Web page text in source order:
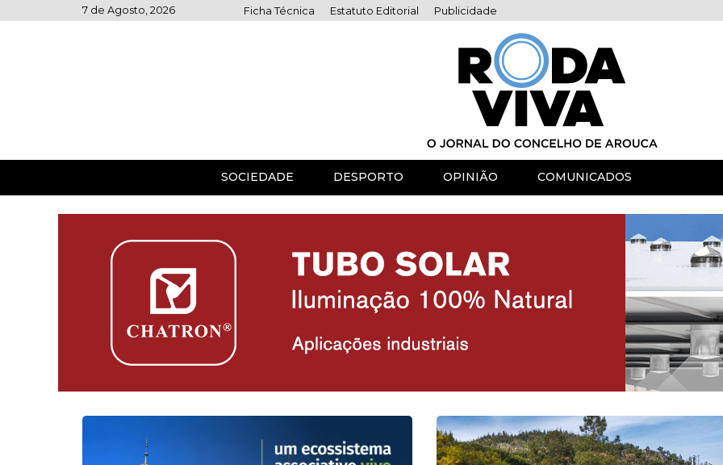
to
7 de Agosto, 2026 Ficha Técnica Estatuto Editorial Publicidade
SOCIEDADE DESPORTO OPINIÃO COMUNICADOS